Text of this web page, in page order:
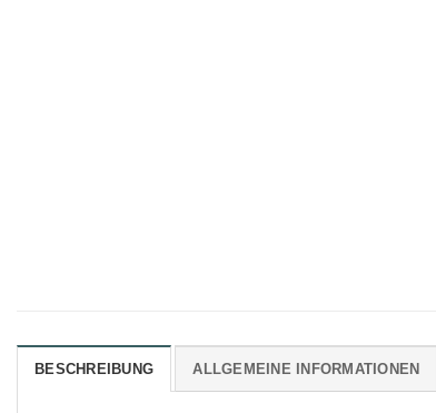
BESCHREIBUNG ALLGEMEINE INFORMATIONEN